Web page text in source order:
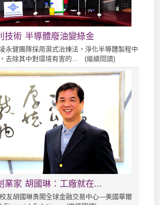
技術 半導體廢油變綠金
永健團隊採用濕式冶煉法，淨化半導體製程中
去除其中對環境有害的... (繼續閱讀)
業家 胡國琳：工廠就在...
友胡國琳勇闖全球金融交易中心—美國華爾